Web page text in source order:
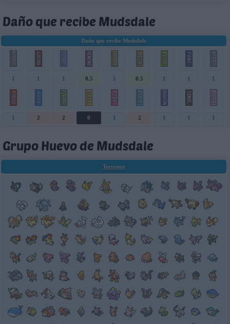
Daño que recibe Mudsdale
Daño que recibe Mudsdale
1 1 1 0.5 1 0.5 1 1 1
1 2 2 0 1 2 1 1 1
Grupo Huevo de Mudsdale
Terrestre